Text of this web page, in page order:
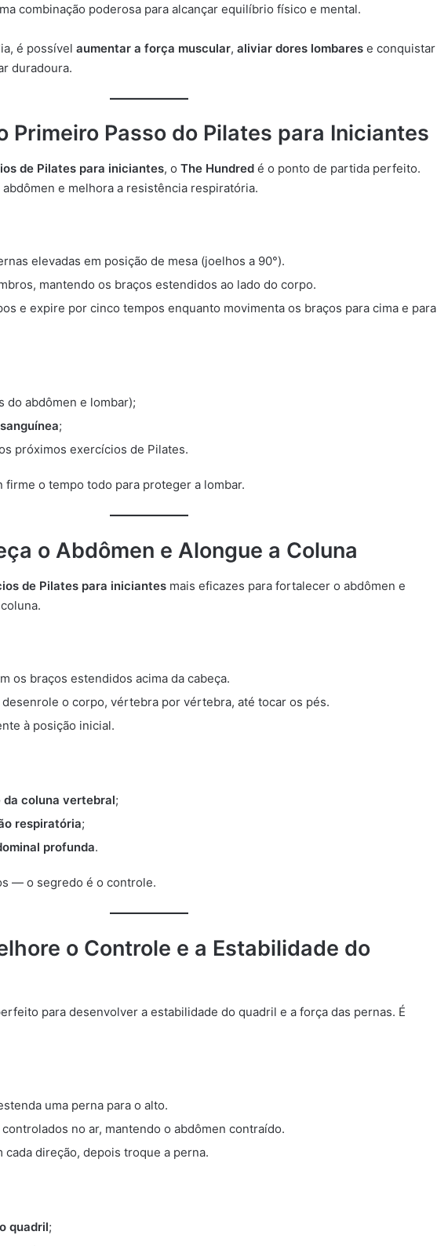
combinação poderosa para alcançar equilíbrio físico e mental.
é possível aumentar a força muscular, aliviar dores lombares e conquistar
duradoura.
Primeiro Passo do Pilates para Iniciantes
de Pilates para iniciantes, o The Hundred é o ponto de partida perfeito.
e melhora a resistência respiratória.
elevadas em posição de mesa (joelhos a 90°).
mantendo os braços estendidos ao lado do corpo.
e expire por cinco tempos enquanto movimenta os braços para cima e para
do abdômen e lombar);
;
próximos exercícios de Pilates.
firme o tempo todo para proteger a lombar.
o Abdômen e Alongue a Coluna
de Pilates para iniciantes mais eficazes para fortalecer o abdômen e
os braços estendidos acima da cabeça.
o corpo, vértebra por vértebra, até tocar os pés.
à posição inicial.
da coluna vertebral;
respiratória;
profunda.
— o segredo é o controle.
o Controle e a Estabilidade do
para desenvolver a estabilidade do quadril e a força das pernas. É
uma perna para o alto.
no ar, mantendo o abdômen contraído.
cada direção, depois troque a perna.
quadril;